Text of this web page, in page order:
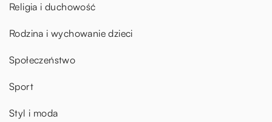
Religia i duchowość
Rodzina i wychowanie dzieci
Społeczeństwo
Sport
Styl i moda